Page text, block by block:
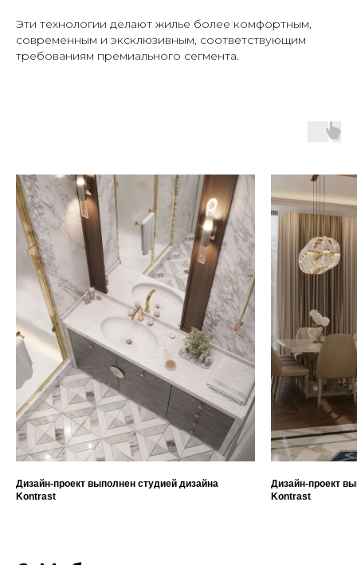
Эти технологии делают жилье более комфортным,
современным и эксклюзивным, соответствующим
требованиям премиального сегмента.
Дизайн-проект выполнен студией дизайна
Kontrast
Дизайн-проект
Kontrast